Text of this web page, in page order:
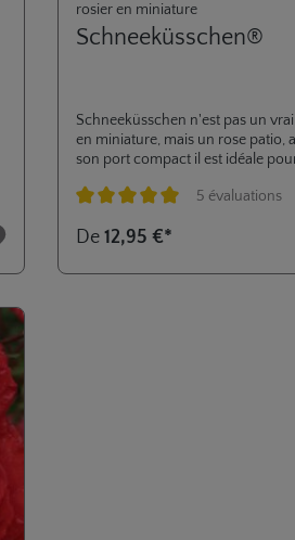
rosier en miniature
Schneeküsschen®
Schneeküsschen n'est pas un
en miniature, mais un rose patio,
son port compact il est idéale
S'adapte ainsi bien aux jardins
blanc pur contrastent bien avec le
5 évaluations
De12,95 €*